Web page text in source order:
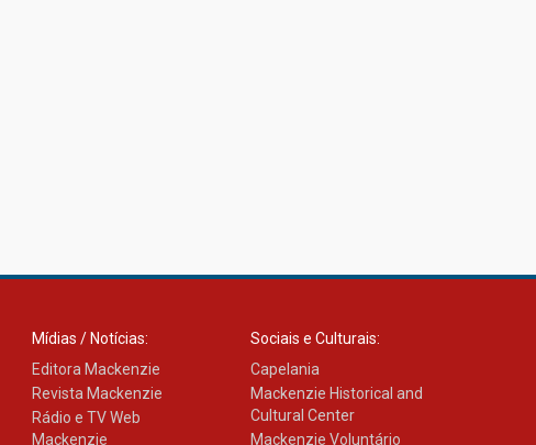
Mídias / Notícias:
Editora Mackenzie
Revista Mackenzie
Rádio e TV Web
Mackenzie
Sociais e Culturais:
Capelania
Mackenzie Historical and
Cultural Center
Mackenzie Voluntário